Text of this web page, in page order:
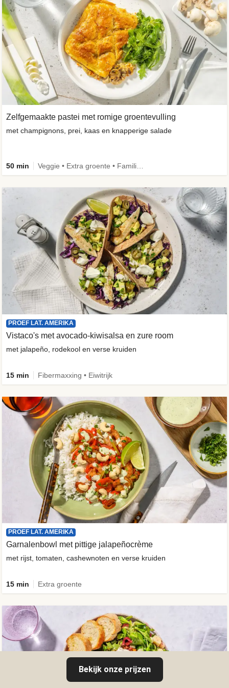
Zelfgemaakte pastei met romige groentevulling
met champignons, prei, kaas en knapperige salade
50 min
PROEF LAT. AMERIKA
Vistaco's met avocado-kiwisalsa en zure room
met jalapeño, rodekool en verse kruiden
15 min Fibermaxxing • Eiwitrijk
PROEF LAT. AMERIKA
Garnalenbowl met pittige jalapeñocrème
met rijst, tomaten, cashewnoten en verse kruiden
15 min Extra groente
Bekijk onze prijzen